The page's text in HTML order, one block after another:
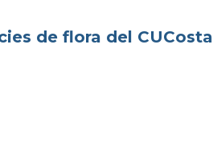
de flora del CUCosta